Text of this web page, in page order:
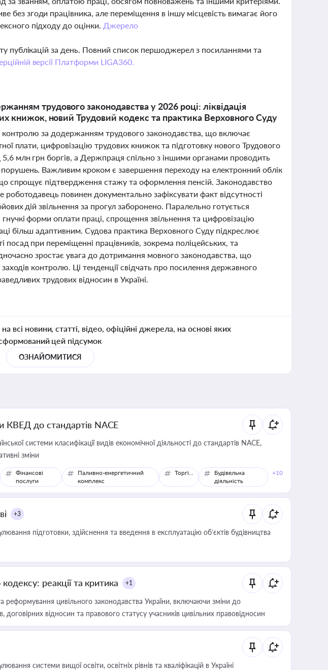
без згоди працівника, але переміщення в іншу місцевість вимагає його
підходу до оцінки. Джерело
публікацій за день. Повний список першоджерел з посиланнями та
версії Платформи LIGA360.
трудового законодавства у 2026 році: ліквідація
книжок, новий Трудовий кодекс та практика Верховного Суду
контролю за додержанням трудового законодавства, що включає
плати, цифровізацію трудових книжок та підготовку нового Трудового
млн грн боргів, а Держпраця спільно з іншими органами проводить
Важливим кроком є завершення переходу на електронний облік
спрощує підтвердження стажу та оформлення пенсій. Законодавство
повинен документально зафіксувати факт відсутності
дій звільнення за прогул заборонено. Паралельно готується
форми оплати праці, спрощення звільнення та цифровізацію
більш адаптивним. Судова практика Верховного Суду підкреслює
посад при переміщенні працівників, зокрема поліцейських, та
зростає увага до дотримання мовного законодавства, що
заходів контролю. Ці тенденції свідчать про посилення державного
трудових відносин в Україні.
всі новини, статті, відео, офіційні джерела, на основі яких
цей підсумок
ОЗНАЙОМИТИСЯ
КВЕД до стандартів NACE
системи класифікації видів економічної діяльності до стандартів NACE,
зміни
Фінансові
послуги
Паливно-енергетичний
комплекс
Торгівля
Будівельна
діяльність
+10
+3
підготовки, здійснення та введення в експлуатацію об’єктів будівництва
реакції та критика +1
реформування цивільного законодавства України, включаючи зміни до
відносин та правового статусу учасників цивільних правовідносин
системи вищої освіти, освітніх рівнів та кваліфікацій в Україні